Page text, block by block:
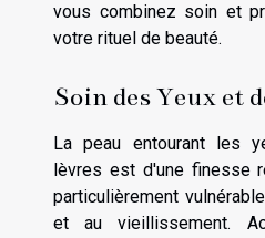
vous combinez soin et
votre rituel de beauté.
Soin des Yeux et
La peau entourant les
lèvres est d'une finesse
particulièrement
et au vieillissement.